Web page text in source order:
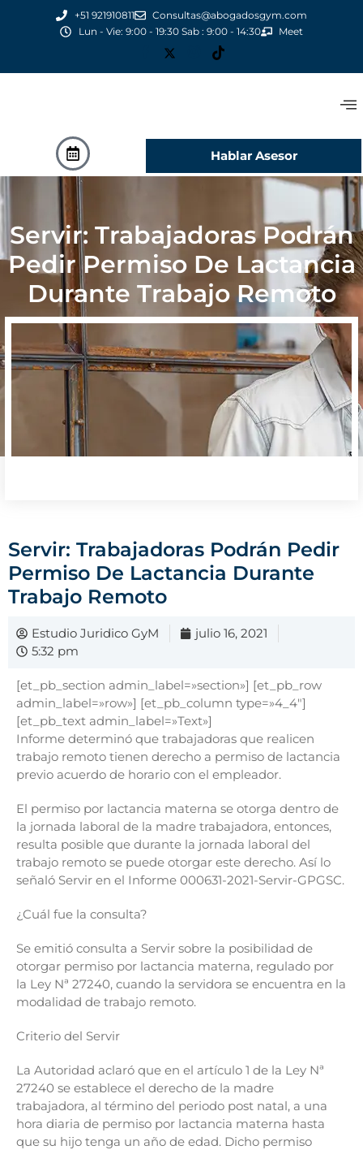
+51 921910811
Consultas@abogadosgym.com
Lun - Vie: 9:00 - 19:30 Sab : 9:00 - 14:30
Meet
Hablar Asesor
Servir: Trabajadoras Podrán
Pedir Permiso De Lactancia
Durante Trabajo Remoto
Servir: Trabajadoras Podrán Pedir
Permiso De Lactancia Durante
Trabajo Remoto
Estudio Juridico GyM
julio 16, 2021
5:32 pm
[et_pb_section admin_label=»section»] [et_pb_row
admin_label=»row»] [et_pb_column type=»4_4″]
[et_pb_text admin_label=»Text»]
Informe determinó que trabajadoras que realicen
trabajo remoto tienen derecho a permiso de lactancia
previo acuerdo de horario con el empleador.
El permiso por lactancia materna se otorga dentro de
la jornada laboral de la madre trabajadora, entonces,
resulta posible que durante la jornada laboral del
trabajo remoto se puede otorgar este derecho. Así lo
señaló Servir en el Informe 000631-2021-Servir-GPGSC.
¿Cuál fue la consulta?
Se emitió consulta a Servir sobre la posibilidad de
otorgar permiso por lactancia materna, regulado por
la Ley Nª 27240, cuando la servidora se encuentra en la
modalidad de trabajo remoto.
Criterio del Servir
La Autoridad aclaró que en el artículo 1 de la Ley Nª
27240 se establece el derecho de la madre
trabajadora, al término del periodo post natal, a una
hora diaria de permiso por lactancia materna hasta
que su hijo tenga un año de edad. Dicho permiso